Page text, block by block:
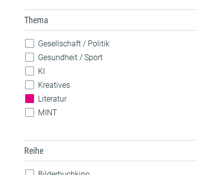
Theateraufführung
Vorlesen
Thema
Gesellschaft / Politik
Gesundheit / Sport
KI
Kreatives
Literatur
MINT
Nachhaltigkeit
Natur
Reihe